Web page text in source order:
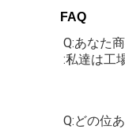
FAQ
Q:あなた
:私達は工
Q:どの位